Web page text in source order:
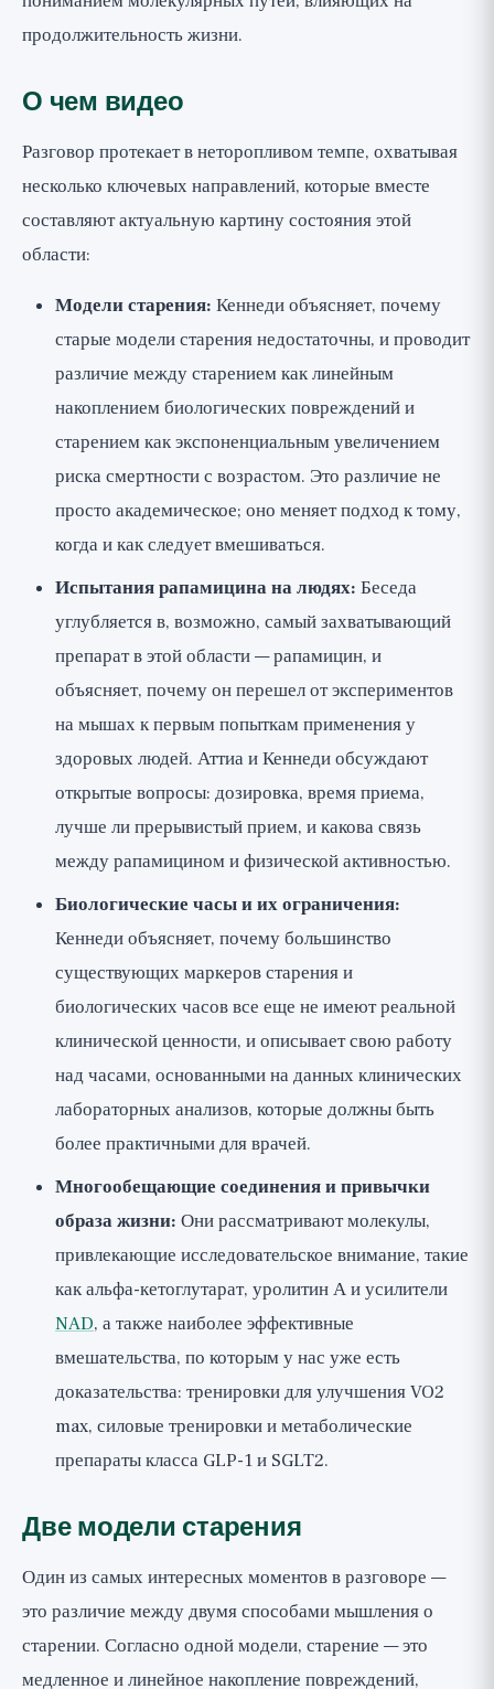
продолжительность жизни.
О чем видео
Разговор протекает в неторопливом темпе, охватывая
несколько ключевых направлений, которые вместе
составляют актуальную картину состояния этой
области:
Модели старения: Кеннеди объясняет, почему
старые модели старения недостаточны, и проводит
различие между старением как линейным
накоплением биологических повреждений и
старением как экспоненциальным увеличением
риска смертности с возрастом. Это различие не
просто академическое; оно меняет подход к тому,
когда и как следует вмешиваться.
Испытания рапамицина на людях: Беседа
углубляется в, возможно, самый захватывающий
препарат в этой области — рапамицин, и
объясняет, почему он перешел от экспериментов
на мышах к первым попыткам применения у
здоровых людей. Аттиа и Кеннеди обсуждают
открытые вопросы: дозировка, время приема,
лучше ли прерывистый прием, и какова связь
между рапамицином и физической активностью.
Биологические часы и их ограничения:
Кеннеди объясняет, почему большинство
существующих маркеров старения и
биологических часов все еще не имеют реальной
клинической ценности, и описывает свою работу
над часами, основанными на данных клинических
лабораторных анализов, которые должны быть
более практичными для врачей.
Многообещающие соединения и привычки
образа жизни: Они рассматривают молекулы,
привлекающие исследовательское внимание, такие
как альфа-кетоглутарат, уролитин А и усилители
NAD, а также наиболее эффективные
вмешательства, по которым у нас уже есть
доказательства: тренировки для улучшения VO2
max, силовые тренировки и метаболические
препараты класса GLP-1 и SGLT2.
Две модели старения
Один из самых интересных моментов в разговоре —
это различие между двумя способами мышления о
старении. Согласно одной модели, старение — это
медленное и линейное накопление повреждений,